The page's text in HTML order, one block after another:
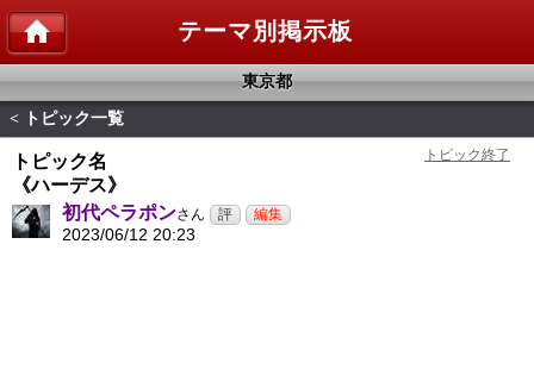
テーマ別掲示板
東京都
< トピック一覧
トピック名
《ハーデス》
初代ペラポンさん
2023/06/12 20:23